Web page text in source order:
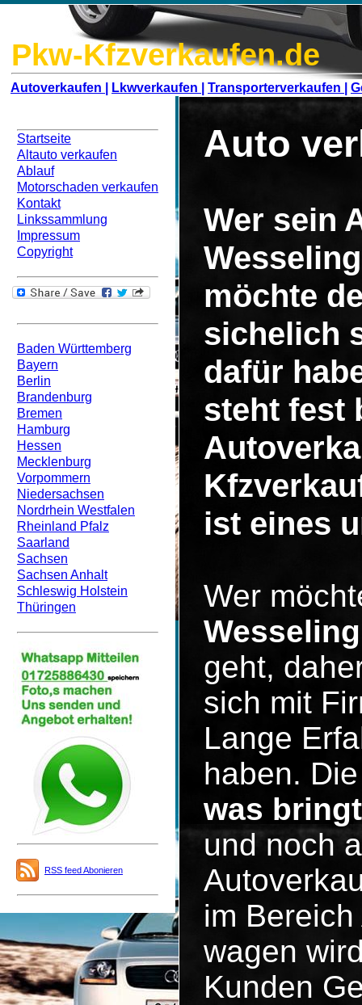
Pkw-Kfzverkaufen.de
Autoverkaufen | Lkwverkaufen | Transporterverkaufen |
Startseite
Altauto verkaufen
Ablauf
Motorschaden verkaufen
Kontakt
Linkssammlung
Impressum
Copyright
Baden Württemberg
Bayern
Berlin
Brandenburg
Bremen
Hamburg
Hessen
Mecklenburg
Vorpommern
Niedersachsen
Nordrhein Westfalen
Rheinland Pfalz
Saarland
Sachsen
Sachsen Anhalt
Schleswig Holstein
Thüringen
RSS feed Abonieren
Auto
Wer sein
möchte
sichelich
dafür
steht fest
ist eines
Wer
Wesseling
geht,
sich mit
Lange
haben.
was
und noch
im
wagen
Kunden